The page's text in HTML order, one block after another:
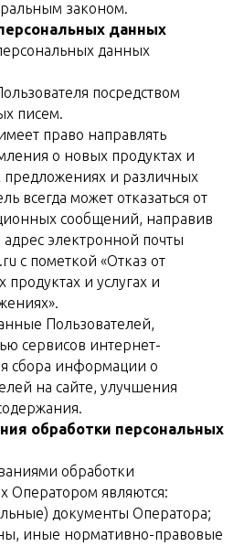
законом.
данных
данных
посредством
писем.
право направлять
о новых продуктах и
предложениях и различных
всегда может отказаться от
сообщений, направив
электронной почты
с пометкой «Отказ от
и услугах и
Пользователей,
сервисов интернет-
сбора информации о
на сайте, улучшения
обработки персональных
обработки
Оператором являются:
документы Оператора;
иные нормативно-правовые